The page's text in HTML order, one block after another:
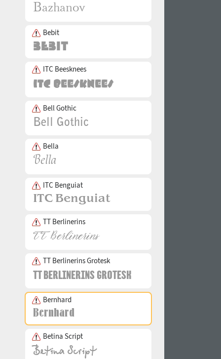
Bebit
ITC Beesknees
Bell Gothic
Bella
ITC Benguiat
TT Berlinerins
TT Berlinerins Grotesk
Bernhard
Betina Script